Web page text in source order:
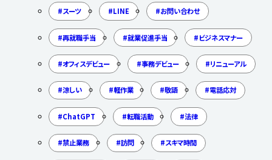
スーツ LINE お問い合わせ
再就職手当 就業促進手当 ビジネスマナー
オフィスデビュー 事務デビュー リニューアル
涼しい 軽作業 敬語 電話応対
ChatGPT 転職活動 法律
禁止業務 訪問 スキマ時間